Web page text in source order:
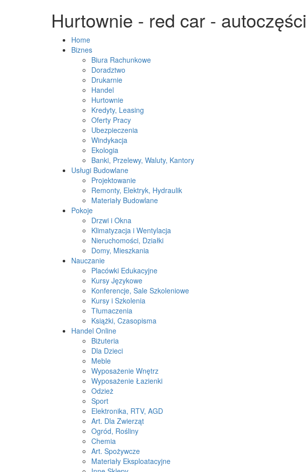
Hurtownie - red car - autoczęści
Home
Biznes
Biura Rachunkowe
Doradztwo
Drukarnie
Handel
Hurtownie
Kredyty, Leasing
Oferty Pracy
Ubezpieczenia
Windykacja
Ekologia
Banki, Przelewy, Waluty, Kantory
Usługi Budowlane
Projektowanie
Remonty, Elektryk, Hydraulik
Materiały Budowlane
Pokoje
Drzwi i Okna
Klimatyzacja i Wentylacja
Nieruchomości, Działki
Domy, Mieszkania
Nauczanie
Placówki Edukacyjne
Kursy Językowe
Konferencje, Sale Szkoleniowe
Kursy i Szkolenia
Tłumaczenia
Książki, Czasopisma
Handel Online
Biżuteria
Dla Dzieci
Meble
Wyposażenie Wnętrz
Wyposażenie Łazienki
Odzież
Sport
Elektronika, RTV, AGD
Art. Dla Zwierząt
Ogród, Rośliny
Chemia
Art. Spożywcze
Materiały Eksploatacyjne